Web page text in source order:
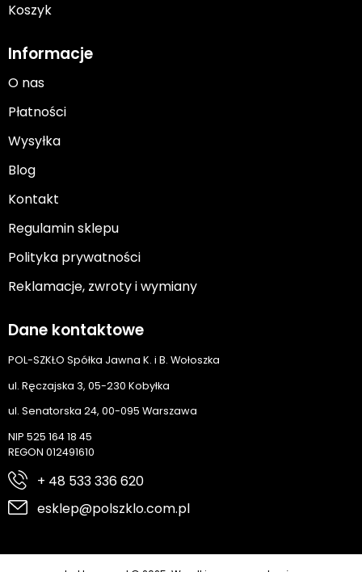
Koszyk
Informacje
O nas
Płatności
Wysyłka
Blog
Kontakt
Regulamin sklepu
Polityka prywatności
Reklamacje, zwroty i wymiany
Dane kontaktowe
POL-SZKŁO Spółka Jawna K. i B. Wołoszka
ul. Ręczajska 3, 05-230 Kobyłka
ul. Senatorska 24, 00-095 Warszawa
NIP 525 164 18 45
REGON 012491610
+ 48 533 336 620
esklep@polszklo.com.pl